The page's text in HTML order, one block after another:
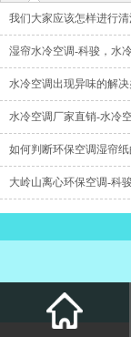
我们大家应该怎样进行
湿帘水冷空调-科骏，水
水冷空调出现异味的解
水冷空调厂家直销-水冷
如何判断环保空调湿帘
大岭山离心环保空调-科